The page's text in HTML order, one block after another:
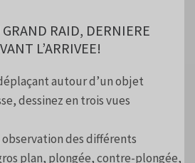
RAID, DERNIERE
L’ARRIVEE!
autour d’un objet
dessinez en trois vues
des différents
plan, plongée, contre-plongée,